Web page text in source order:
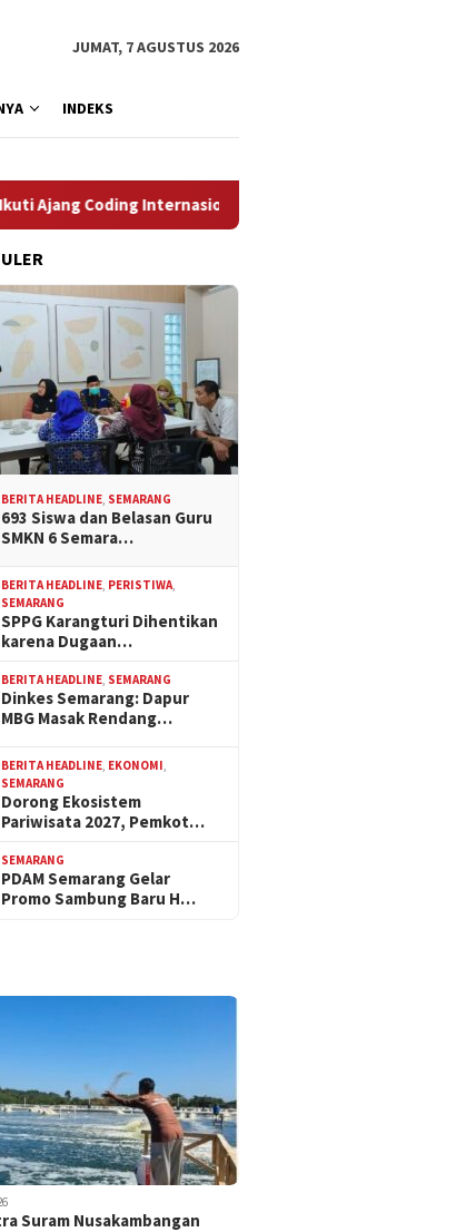
JUMAT, 7 AGUSTUS 2026
INDEKS
Internasional Efek Super El Nino 2026, Panen
BERITA HEADLINE SEMARANG
693 Siswa dan Belasan Guru
SMKN 6 Semara…
BERITA HEADLINE PERISTIWA
SEMARANG
SPPG Karangturi Dihentikan
karena Dugaan…
BERITA HEADLINE SEMARANG
Dinkes Semarang: Dapur
MBG Masak Rendang…
BERITA HEADLINE EKONOMI
SEMARANG
Dorong Ekosistem
Pariwisata 2027, Pemkot…
SEMARANG
PDAM Semarang Gelar
Promo Sambung Baru H…
Suram Nusakambangan